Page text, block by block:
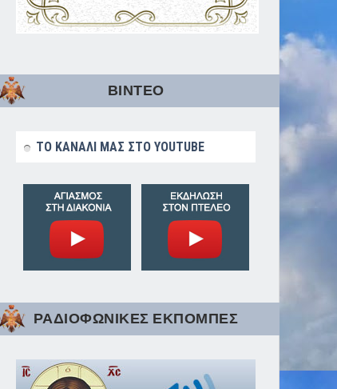
ΒΙΝΤΕΟ
ΤΟ ΚΑΝΑΛΙ ΜΑΣ ΣΤΟ YOUTUBE
ΡΑΔΙΟΦΩΝΙΚΕΣ ΕΚΠΟΜΠΕΣ